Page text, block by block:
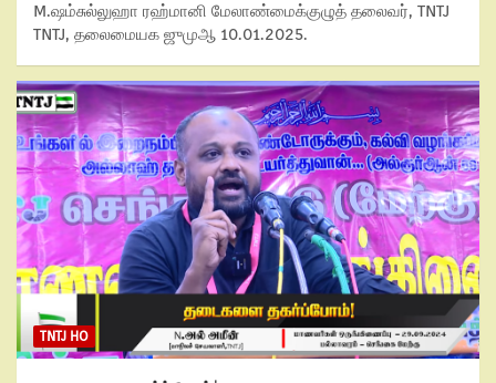
M.ஷம்சுல்லுஹா ரஹ்மானி மேலாண்மைக்குழுத் தலைவர், TNTJ
TNTJ, தலைமையக ஜுமுஆ 10.01.2025.
TNTJ HO